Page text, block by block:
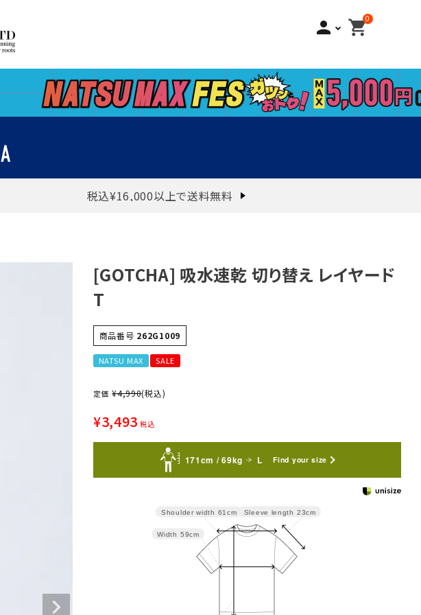
person 0
shopping_cart
税込¥16,000以上で送料無料
[GOTCHA] 吸水速乾 切り替え レイヤード
T
商品番号 262G1009
NATSU MAX SALE
定価 ¥4,990(税込)
¥3,493 税込
171cm / 69kg L Find your size
Sleeve length 23cm
Width 59cm
Shoulder width 61cm